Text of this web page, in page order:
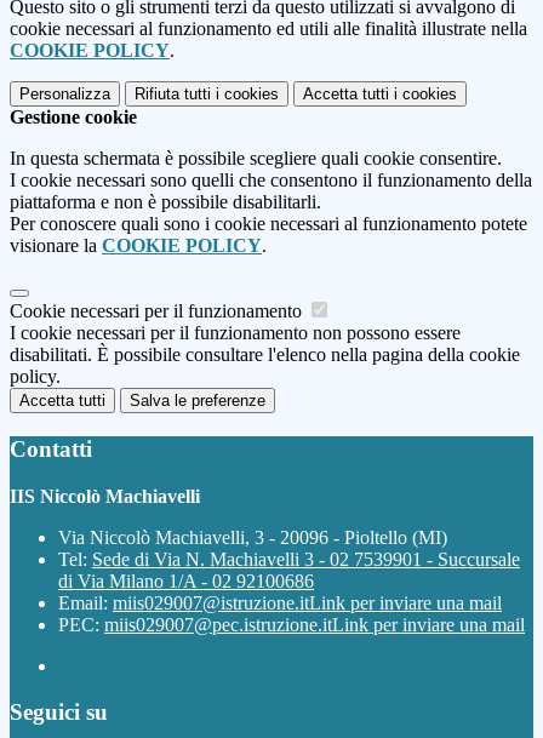
Questo sito o gli strumenti terzi da questo utilizzati si avvalgono di
cookie necessari al funzionamento ed utili alle finalità illustrate nella
COOKIE POLICY.
Personalizza Rifiuta tutti i cookies Accetta tutti i cookies
Gestione cookie
In questa schermata è possibile scegliere quali cookie consentire.
I cookie necessari sono quelli che consentono il funzionamento della
piattaforma e non è possibile disabilitarli.
Per conoscere quali sono i cookie necessari al funzionamento potete
visionare la COOKIE POLICY.
Cookie necessari per il funzionamento
I cookie necessari per il funzionamento non possono essere
disabilitati. È possibile consultare l'elenco nella pagina della cookie
policy.
Accetta tutti Salva le preferenze
Contatti
IIS Niccolò Machiavelli
Via Niccolò Machiavelli, 3 - 20096 - Pioltello (MI)
Tel: Sede di Via N. Machiavelli 3 - 02 7539901 - Succursale
di Via Milano 1/A - 02 92100686
Email: miis029007@istruzione.itLink per inviare una mail
PEC: miis029007@pec.istruzione.itLink per inviare una mail
Seguici su